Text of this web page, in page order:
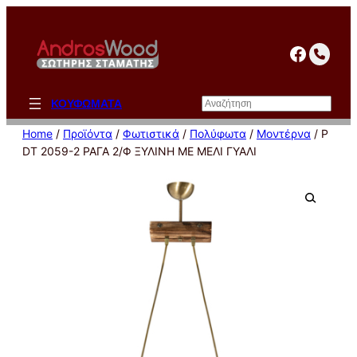
περιεχόμενο
ΚΟΥΦΩΜΑΤΑ Αναζήτηση
Home / Προϊόντα / Φωτιστικά / Πολύφωτα / Μοντέρνα / P
DT 2059-2 ΡΑΓΑ 2/Φ ΞΥΛΙΝΗ ΜΕ ΜΕΛΙ ΓΥΑΛΙ